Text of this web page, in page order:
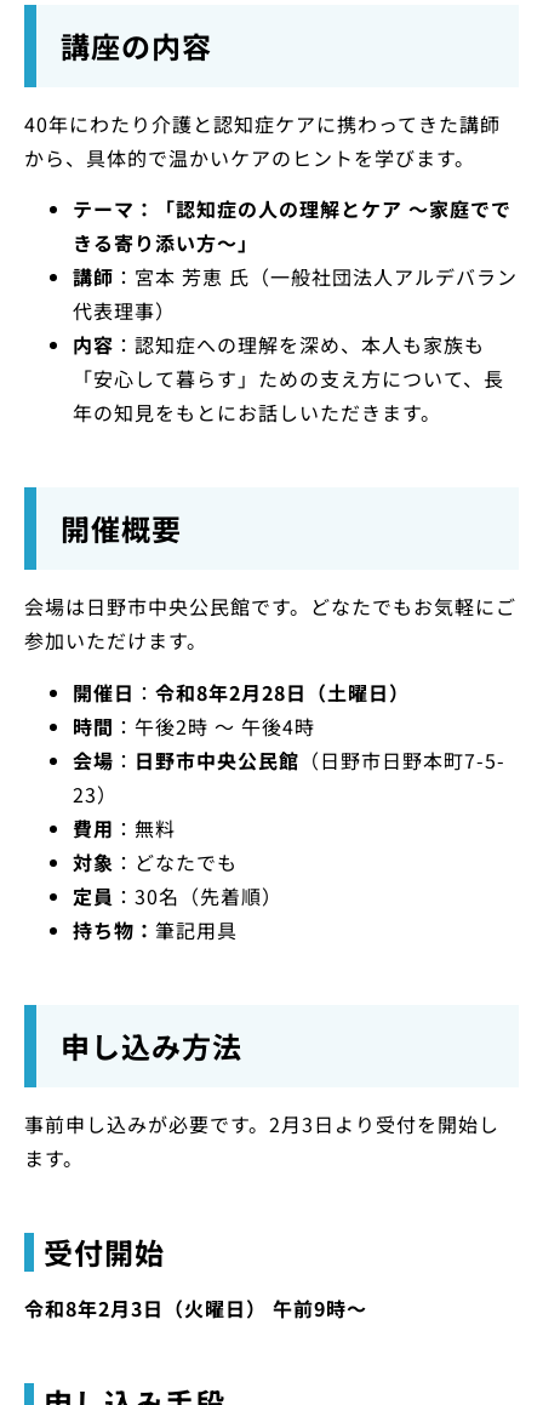
講座の内容
40年にわたり介護と認知症ケアに携わってきた講師
から、具体的で温かいケアのヒントを学びます。
テーマ：「認知症の人の理解とケア 〜家庭でで
きる寄り添い方〜」
講師 ：宮本 芳恵 氏（一般社団法人アルデバラン
代表理事）
内容 ：認知症への理解を深め、本人も家族も
「安心して暮らす」ための支え方について、長
年の知見をもとにお話しいただきます。
開催概要
会場は日野市中央公民館です。どなたでもお気軽にご
参加いただけます。
開催日 ： 令和8年2月28日（土曜日）
時間 ：午後2時 〜 午後4時
会場 ： 日野市中央公民館 （日野市日野本町7-5-
23）
費用 ：無料
対象 ：どなたでも
定員 ：30名（先着順）
持ち物： 筆記用具
申し込み方法
事前申し込みが必要です。2月3日より受付を開始し
ます。
受付開始
令和8年2月3日（火曜日） 午前9時〜